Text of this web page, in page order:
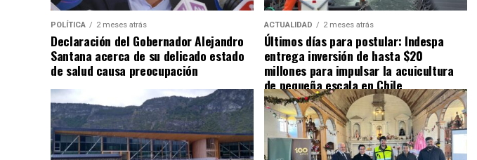
POLÍTICA 2 meses atrás
Declaración del Gobernador Alejandro
Santana acerca de su delicado estado
de salud causa preocupación
ACTUALIDAD 2 meses atrás
Últimos días para postular: Indespa
entrega inversión de hasta $20
millones para impulsar la acuicultura
de pequeña escala en Chile